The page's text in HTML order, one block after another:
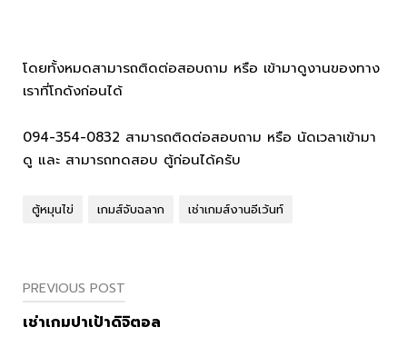
โดยทั้งหมดสามารถติดต่อสอบถาม หรือ เข้ามาดูงานของทาง
เราที่โกดังก่อนได้
094-354-0832 สามารถติดต่อสอบถาม หรือ นัดเวลาเข้ามา
ดู และ สามารถทดสอบ ตู้ก่อนได้ครับ
ตู้หมุนไข่ เกมส์จับฉลาก เช่าเกมส์งานอีเว้นท์
Post
navigation
PREVIOUS POST
เช่าเกมปาเป้าดิจิตอล